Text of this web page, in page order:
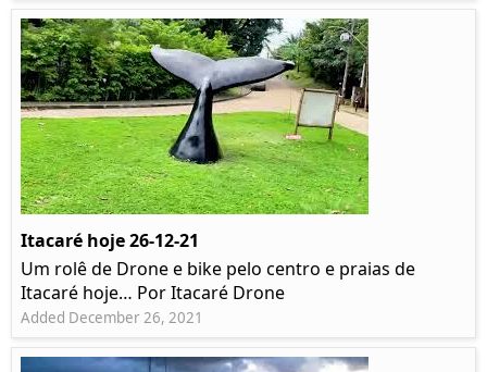
Itacaré hoje 26-12-21
Um rolê de Drone e bike pelo centro e praias de
Itacaré hoje… Por Itacaré Drone
Added December 26, 2021